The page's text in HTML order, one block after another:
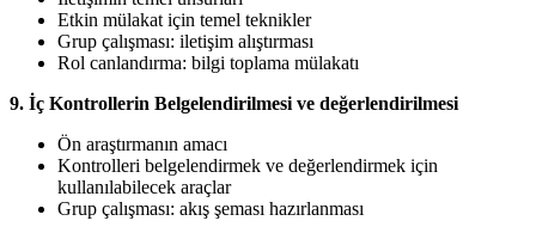
Etkin mülakat için temel teknikler
Grup çalışması: iletişim alıştırması
Rol canlandırma: bilgi toplama mülakatı
9. İç Kontrollerin Belgelendirilmesi ve değerlendirilmesi
Ön araştırmanın amacı
Kontrolleri belgelendirmek ve değerlendirmek için
kullanılabilecek araçlar
Grup çalışması: akış şeması hazırlanması